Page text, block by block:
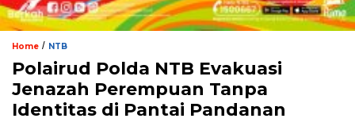
Home / NTB
Polairud Polda NTB Evakuasi
Jenazah Perempuan Tanpa
Identitas di Pantai Pandanan